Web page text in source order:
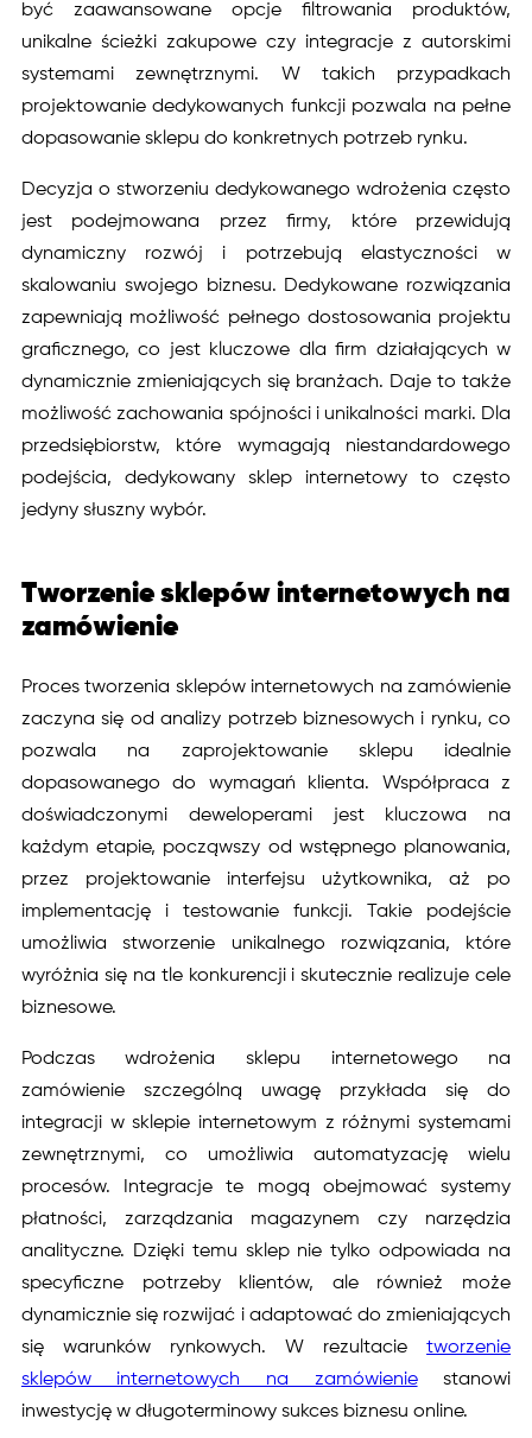
być zaawansowane opcje filtrowania produktów,
unikalne ścieżki zakupowe czy integracje z autorskimi
systemami zewnętrznymi. W takich przypadkach
projektowanie dedykowanych funkcji pozwala na pełne
dopasowanie sklepu do konkretnych potrzeb rynku.
Decyzja o stworzeniu dedykowanego wdrożenia często
jest podejmowana przez firmy, które przewidują
dynamiczny rozwój i potrzebują elastyczności w
skalowaniu swojego biznesu. Dedykowane rozwiązania
zapewniają możliwość pełnego dostosowania projektu
graficznego, co jest kluczowe dla firm działających w
dynamicznie zmieniających się branżach. Daje to także
możliwość zachowania spójności i unikalności marki. Dla
przedsiębiorstw, które wymagają niestandardowego
podejścia, dedykowany sklep internetowy to często
jedyny słuszny wybór.
Tworzenie sklepów internetowych na
zamówienie
Proces tworzenia sklepów internetowych na zamówienie
zaczyna się od analizy potrzeb biznesowych i rynku, co
pozwala na zaprojektowanie sklepu idealnie
dopasowanego do wymagań klienta. Współpraca z
doświadczonymi deweloperami jest kluczowa na
każdym etapie, począwszy od wstępnego planowania,
przez projektowanie interfejsu użytkownika, aż po
implementację i testowanie funkcji. Takie podejście
umożliwia stworzenie unikalnego rozwiązania, które
wyróżnia się na tle konkurencji i skutecznie realizuje cele
biznesowe.
Podczas wdrożenia sklepu internetowego na
zamówienie szczególną uwagę przykłada się do
integracji w sklepie internetowym z różnymi systemami
zewnętrznymi, co umożliwia automatyzację wielu
procesów. Integracje te mogą obejmować systemy
płatności, zarządzania magazynem czy narzędzia
analityczne. Dzięki temu sklep nie tylko odpowiada na
specyficzne potrzeby klientów, ale również może
dynamicznie się rozwijać i adaptować do zmieniających
się warunków rynkowych. W rezultacietworzenie
sklepów internetowych na zamówieniestanowi
inwestycję w długoterminowy sukces biznesu online.